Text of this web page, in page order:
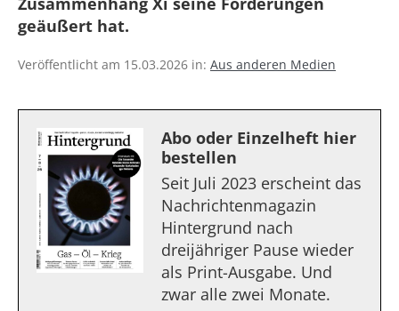
geäußert hat.
Veröffentlicht am 15.03.2026 in: Aus anderen Medien
Abo oder Einzelheft hier
bestellen
Seit Juli 2023 erscheint das
Nachrichtenmagazin
Hintergrund nach
dreijähriger Pause wieder
als Print-Ausgabe. Und
zwar alle zwei Monate.